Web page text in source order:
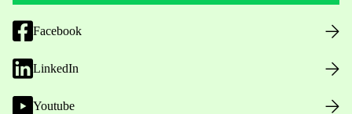
Facebook
LinkedIn
Youtube